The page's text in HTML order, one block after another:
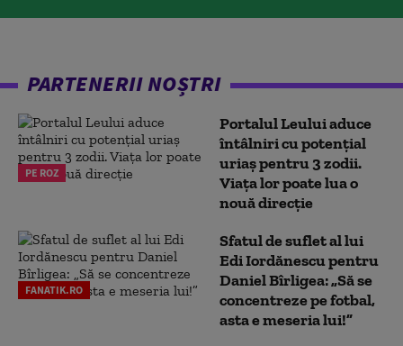
PARTENERII NOȘTRI
PE ROZ
Portalul Leului aduce
întâlniri cu potențial
uriaș pentru 3 zodii.
Viața lor poate lua o
nouă direcție
FANATIK.RO
Sfatul de suflet al lui
Edi Iordănescu pentru
Daniel Bîrligea: „Să se
concentreze pe fotbal,
asta e meseria lui!”